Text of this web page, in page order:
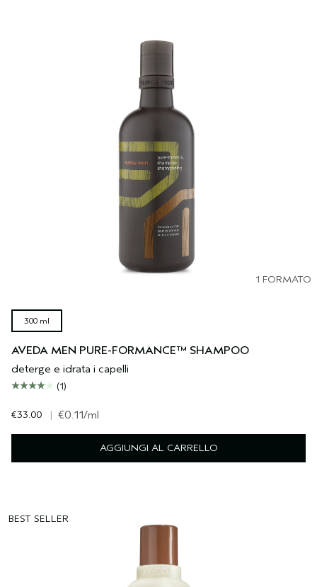
1 FORMATO
300 ml
AVEDA MEN PURE-FORMANCE™ SHAMPOO
deterge e idrata i capelli
(1)
€33.00 | €0.11/ml
AGGIUNGI AL CARRELLO
BEST SELLER